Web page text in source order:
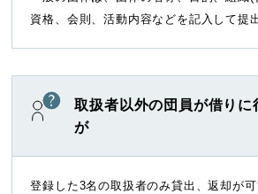
資格、会則、活動内容などを記入して提
取扱者以外の団員が借りに
が
登録した3名の取扱者のみ貸出、返却が